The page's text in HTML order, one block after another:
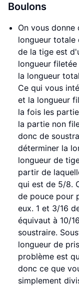
Boulons
On vous
longueur totale
de la tige est
longueur
la longueur
Ce qui vous
et la longueur
la fois les
la partie non
donc de
déterminer la
longueur de
partir de
qui est de 5/8.
de pouce pour
eux. 1 et 3/16
équivaut à 10/
soustraire.
longueur de
problème est
donc ce que
simplement